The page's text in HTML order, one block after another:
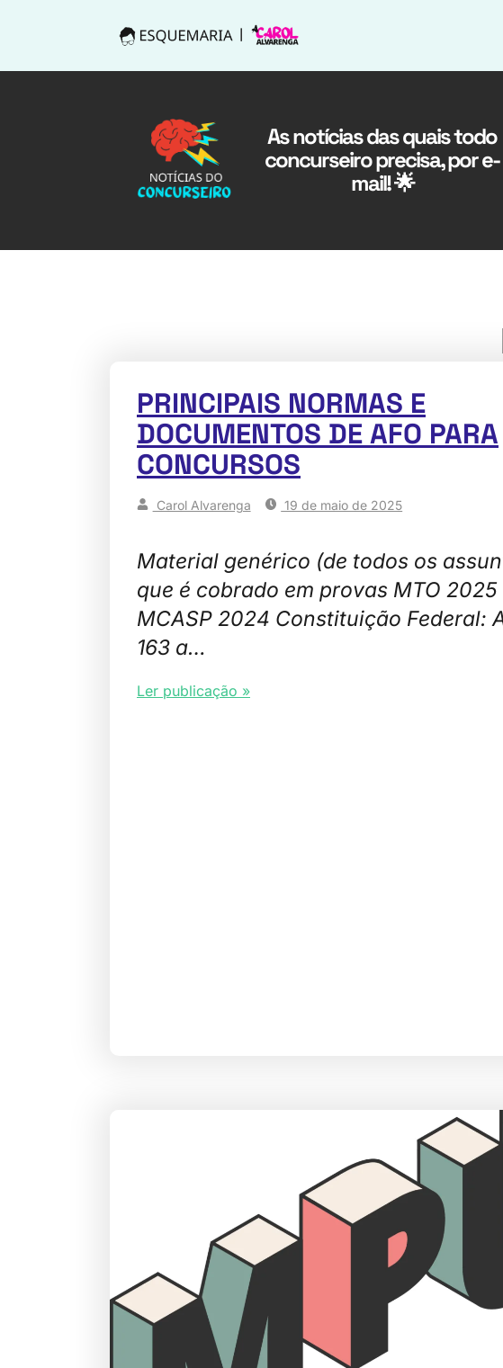
As notícias das quais todo
concurseiro precisa, por e-
mail! 🌟
PRINCIPAIS NORMAS E
DOCUMENTOS DE AFO PARA
CONCURSOS
Carol Alvarenga 19 de maio de 2025
Material genérico (de todos os
que é cobrado em provas MTO 2025
MCASP 2024 Constituição Federal:
163 a…
Ler publicação »